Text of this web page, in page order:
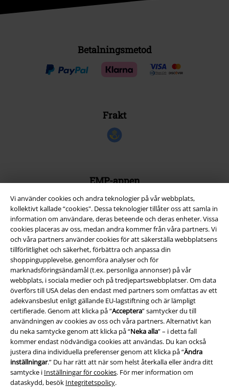
Vi använder cookies och andra teknologier på vår webbplats,
kollektivt kallade “cookies". Dessa teknologier tillåter oss att samla in
information om användare, deras beteende och deras enheter. Vissa
cookies placeras av oss, medan andra kommer från våra partners. Vi
och våra partners använder cookies för att säkerställa webbplatsens
tillförlitlighet och säkerhet, förbättra och anpassa din
shoppingupplevelse, genomföra analyser och för
marknadsföringsändamål (t.ex. personliga annonser) på vår
webbplats, i sociala medier och på tredjepartswebbplatser. Om data
överförs till USA delas den endast med partners som omfattas av ett
adekvansbeslut enligt gällande EU-lagstiftning och är lämpligt
certifierade. Genom att klicka på “Acceptera” samtycker du till
användningen av cookies av oss och våra partners. Alternativt kan
du neka samtycke genom att klicka på “Neka alla” – i detta fall
kommer endast nödvändiga cookies att användas. Du kan också
justera dina individuella preferenser genom att klicka på “Ändra
inställningar.” Du har rätt att när som helst återkalla eller ändra ditt
samtycke i Inställningar för cookies. För mer information om
dataskydd, besök Integritetspolicy.
Betalningsmetod
Frakt
EMP-appen
A Warner Music Group Company